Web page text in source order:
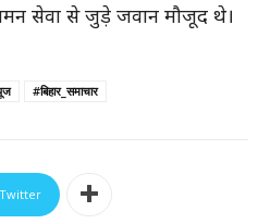
सेवा से जुड़े जवान मौजूद थे।
#बिहार_समाचार
Twitter